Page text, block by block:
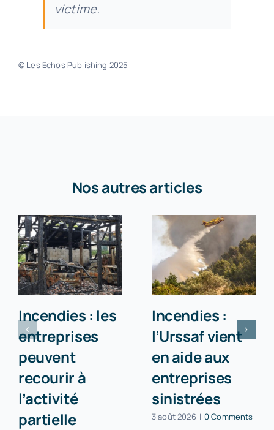
victime.
© Les Echos Publishing 2025
Nos autres articles
Incendies : les
entreprises
peuvent
recourir à
l’activité
partielle
Incendies :
l’Urssaf vient
en aide aux
entreprises
sinistrées
3 août 2026 | 0 Comments